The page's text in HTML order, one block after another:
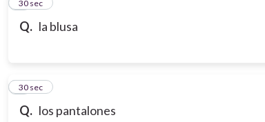
Q. la blusa
6
30 sec
Q. los pantalones
7
30 sec